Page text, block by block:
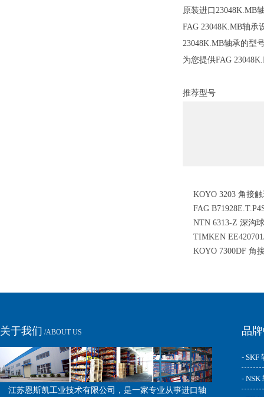
原装进口23048K.MB
FAG 23048K.MB轴承
23048K.MB轴承的型
为您提供FAG
推荐型号
KOYO 3203 角接
FAG
球轴承
NTN 6313-Z 深沟
TIMKEN
滚子轴承
KOYO 7300DF 角
关于我们 /ABOUT US
江苏恩斯凯工业技术有限公司，是一家专业从事进口轴
品
- SKF
- NSK